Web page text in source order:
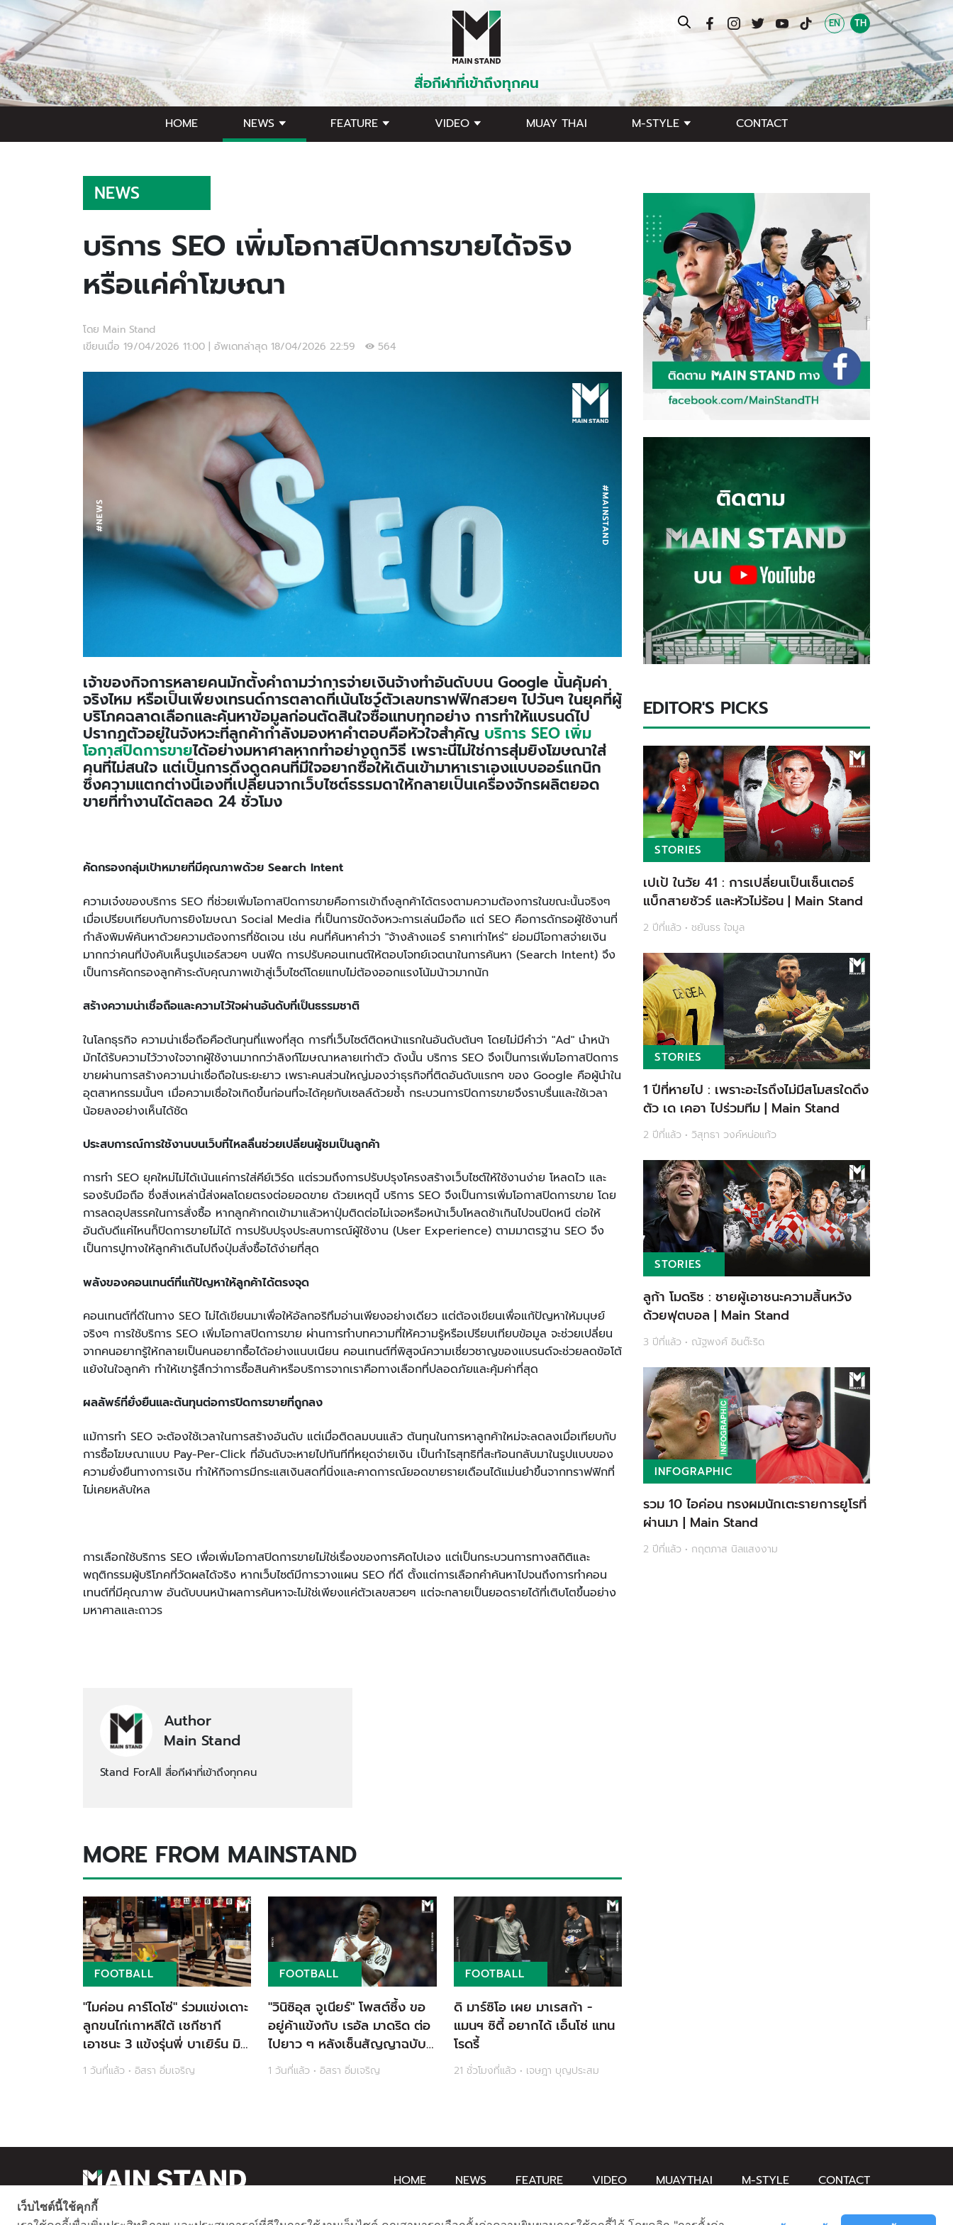
สื่อกีฬาที่เข้าถึงทุกคน
EN TH
HOME NEWS FEATURE VIDEO MUAY THAI M-STYLE CONTACT
NEWS
บริการ SEO เพิ่มโอกาสปิดการขายได้จริง
หรือแค่คำโฆษณา
โดย Main Stand
เขียนเมื่อ 19/04/2026 11:00 | อัพเดทล่าสุด 18/04/2026 22:59
564
เจ้าของกิจการหลายคนมักตั้งคำถามว่าการจ่ายเงินจ้างทำอันดับบน Google นั้นคุ้มค่า
จริงไหม หรือเป็นเพียงเทรนด์การตลาดที่เน้นโชว์ตัวเลขทราฟฟิกสวยๆ ไปวันๆ ในยุคที่ผู้
บริโภคฉลาดเลือกและค้นหาข้อมูลก่อนตัดสินใจซื้อแทบทุกอย่าง การทำให้แบรนด์ไป
ปรากฏตัวอยู่ในจังหวะที่ลูกค้ากำลังมองหาคำตอบคือหัวใจสำคัญ บริการ SEO เพิ่ม
โอกาสปิดการขายได้อย่างมหาศาลหากทำอย่างถูกวิธี เพราะนี่ไม่ใช่การสุ่มยิงโฆษณาใส่
คนที่ไม่สนใจ แต่เป็นการดึงดูดคนที่มีใจอยากซื้อให้เดินเข้ามาหาเราเองแบบออร์แกนิก
ซึ่งความแตกต่างนี้เองที่เปลี่ยนจากเว็บไซต์ธรรมดาให้กลายเป็นเครื่องจักรผลิตยอด
ขายที่ทำงานได้ตลอด 24 ชั่วโมง
คัดกรองกลุ่มเป้าหมายที่มีคุณภาพด้วย Search Intent
ความเจ๋งของบริการ SEO ที่ช่วยเพิ่มโอกาสปิดการขายคือการเข้าถึงลูกค้าได้ตรงตามความต้องการในขณะนั้นจริงๆ
เมื่อเปรียบเทียบกับการยิงโฆษณา Social Media ที่เป็นการขัดจังหวะการเล่นมือถือ แต่ SEO คือการดักรอผู้ใช้งานที่
กำลังพิมพ์ค้นหาด้วยความต้องการที่ชัดเจน เช่น คนที่ค้นหาคำว่า "จ้างล้างแอร์ ราคาเท่าไหร่" ย่อมมีโอกาสจ่ายเงิน
มากกว่าคนที่บังคับเห็นรูปแอร์สวยๆ บนฟีด การปรับคอนเทนต์ให้ตอบโจทย์เจตนาในการค้นหา (Search Intent) จึง
เป็นการคัดกรองลูกค้าระดับคุณภาพเข้าสู่เว็บไซต์โดยแทบไม่ต้องออกแรงโน้มน้าวมากนัก
สร้างความน่าเชื่อถือและความไว้ใจผ่านอันดับที่เป็นธรรมชาติ
ในโลกธุรกิจ ความน่าเชื่อถือคือต้นทุนที่แพงที่สุด การที่เว็บไซต์ติดหน้าแรกในอันดับต้นๆ โดยไม่มีคำว่า "Ad" นำหน้า
มักได้รับความไว้วางใจจากผู้ใช้งานมากกว่าลิงก์โฆษณาหลายเท่าตัว ดังนั้น บริการ SEO จึงเป็นการเพิ่มโอกาสปิดการ
ขายผ่านการสร้างความน่าเชื่อถือในระยะยาว เพราะคนส่วนใหญ่มองว่าธุรกิจที่ติดอันดับแรกๆ ของ Google คือผู้นำใน
อุตสาหกรรมนั้นๆ เมื่อความเชื่อใจเกิดขึ้นก่อนที่จะได้คุยกับเซลล์ด้วยซ้ำ กระบวนการปิดการขายจึงราบรื่นและใช้เวลา
น้อยลงอย่างเห็นได้ชัด
ประสบการณ์การใช้งานบนเว็บที่ไหลลื่นช่วยเปลี่ยนผู้ชมเป็นลูกค้า
การทำ SEO ยุคใหม่ไม่ได้เน้นแค่การใส่คีย์เวิร์ด แต่รวมถึงการปรับปรุงโครงสร้างเว็บไซต์ให้ใช้งานง่าย โหลดไว และ
รองรับมือถือ ซึ่งสิ่งเหล่านี้ส่งผลโดยตรงต่อยอดขาย ด้วยเหตุนี้ บริการ SEO จึงเป็นการเพิ่มโอกาสปิดการขาย โดย
การลดอุปสรรคในการสั่งซื้อ หากลูกค้ากดเข้ามาแล้วหาปุ่มติดต่อไม่เจอหรือหน้าเว็บโหลดช้าเกินไปจนปิดหนี ต่อให้
อันดับดีแค่ไหนก็ปิดการขายไม่ได้ การปรับปรุงประสบการณ์ผู้ใช้งาน (User Experience) ตามมาตรฐาน SEO จึง
เป็นการปูทางให้ลูกค้าเดินไปถึงปุ่มสั่งซื้อได้ง่ายที่สุด
พลังของคอนเทนต์ที่แก้ปัญหาให้ลูกค้าได้ตรงจุด
คอนเทนต์ที่ดีในทาง SEO ไม่ได้เขียนมาเพื่อให้อัลกอริทึมอ่านเพียงอย่างเดียว แต่ต้องเขียนเพื่อแก้ปัญหาให้มนุษย์
จริงๆ การใช้บริการ SEO เพิ่มโอกาสปิดการขาย ผ่านการทำบทความที่ให้ความรู้หรือเปรียบเทียบข้อมูล จะช่วยเปลี่ยน
จากคนอยากรู้ให้กลายเป็นคนอยากซื้อได้อย่างแนบเนียน คอนเทนต์ที่พิสูจน์ความเชี่ยวชาญของแบรนด์จะช่วยลดข้อโต้
แย้งในใจลูกค้า ทำให้เขารู้สึกว่าการซื้อสินค้าหรือบริการจากเราคือทางเลือกที่ปลอดภัยและคุ้มค่าที่สุด
ผลลัพธ์ที่ยั่งยืนและต้นทุนต่อการปิดการขายที่ถูกลง
แม้การทำ SEO จะต้องใช้เวลาในการสร้างอันดับ แต่เมื่อติดลมบนแล้ว ต้นทุนในการหาลูกค้าใหม่จะลดลงเมื่อเทียบกับ
การซื้อโฆษณาแบบ Pay-Per-Click ที่อันดับจะหายไปทันทีที่หยุดจ่ายเงิน เป็นกำไรสุทธิที่สะท้อนกลับมาในรูปแบบของ
ความยั่งยืนทางการเงิน ทำให้กิจการมีกระแสเงินสดที่นิ่งและคาดการณ์ยอดขายรายเดือนได้แม่นยำขึ้นจากทราฟฟิกที่
ไม่เคยหลับใหล
การเลือกใช้บริการ SEO เพื่อเพิ่มโอกาสปิดการขายไม่ใช่เรื่องของการคิดไปเอง แต่เป็นกระบวนการทางสถิติและ
พฤติกรรมผู้บริโภคที่วัดผลได้จริง หากเว็บไซต์มีการวางแผน SEO ที่ดี ตั้งแต่การเลือกคำค้นหาไปจนถึงการทำคอน
เทนต์ที่มีคุณภาพ อันดับบนหน้าผลการค้นหาจะไม่ใช่เพียงแค่ตัวเลขสวยๆ แต่จะกลายเป็นยอดรายได้ที่เติบโตขึ้นอย่าง
มหาศาลและถาวร
Author
Main Stand
Stand ForAll สื่อกีฬาที่เข้าถึงทุกคน
MORE FROM MAINSTAND
FOOTBALL
"ไมค่อน คาร์โดโซ่" ร่วมแข่งเดาะ
ลูกขนไก่เกาหลีใต้ เชกีชากี
เอาชนะ 3 แข้งรุ่นพี่ บาเยิร์น มิ
วนิค
1 วันที่แล้ว • อิสรา อิ่มเจริญ
FOOTBALL
"วินิซิอุส จูเนียร์" โพสต์ซึ้ง ขอ
อยู่ค้าแข้งกับ เรอัล มาดริด ต่อ
ไปยาว ๆ หลังเซ็นสัญญาฉบับ
ใหม่ อยู่กับทีมไปอีก 6 ปี
1 วันที่แล้ว • อิสรา อิ่มเจริญ
FOOTBALL
ดิ มาร์ซิโอ เผย มาเรสก้า -
แมนฯ ซิตี้ อยากได้ เอ็นโซ่ แทน
โรดรี้
21 ชั่วโมงที่แล้ว • เจษฎา บุญประสม
EDITOR'S PICKS
STORIES
เปเป้ ในวัย 41 : การเปลี่ยนเป็นเซ็นเตอร์
แบ็กสายชัวร์ และหัวไม่ร้อน | Main Stand
2 ปีที่แล้ว • ชยันธร ใจมูล
STORIES
1 ปีที่หายไป : เพราะอะไรถึงไม่มีสโมสรใดดึง
ตัว เด เคอา ไปร่วมทีม | Main Stand
2 ปีที่แล้ว • วิสุทธา วงค์หน่อแก้ว
STORIES
ลูก้า โมดริช : ชายผู้เอาชนะความสิ้นหวัง
ด้วยฟุตบอล | Main Stand
3 ปีที่แล้ว • ณัฐพงศ์ อินต๊ะริด
INFOGRAPHIC
รวม 10 ไอค่อน ทรงผมนักเตะรายการยูโรที่
ผ่านมา | Main Stand
2 ปีที่แล้ว • กฤตภาส นิลแสงงาม
HOME NEWS FEATURE VIDEO MUAYTHAI M-STYLE CONTACT
เว็บไซต์นี้ใช้คุกกี้